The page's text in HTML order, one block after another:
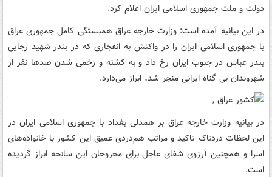
دولت و ملت جمهوری اسلامی ایران اعلام کرد.
در این بیانیه آمده است: وزارت خارجه عراق همبستگی کامل جمهوری عراق
با جمهوری اسلامی ایران را در واکنش به انفجاری که در بندر شهید رجایی
بندر عباس در جنوب ایران رخ داد و به کشته و زخمی شدن صدها نفر از
شهروندان بی گناه ایرانی منجر شد، ابراز می‌دارد.
در بیانیه وزارت خارجه عراق بر همدلی بغداد با جمهوری اسلامی ایران در
این لحظات دردناک تاکید و مراتب هم‌دردی عمیق این کشور با خانواده‌های
اسرا و همچنین آرزوی شفای عاجل برای محروحان این سانحه ابراز گردیده
است.